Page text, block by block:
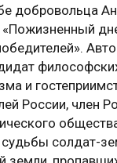
добровольца
и
России, член
солдат-